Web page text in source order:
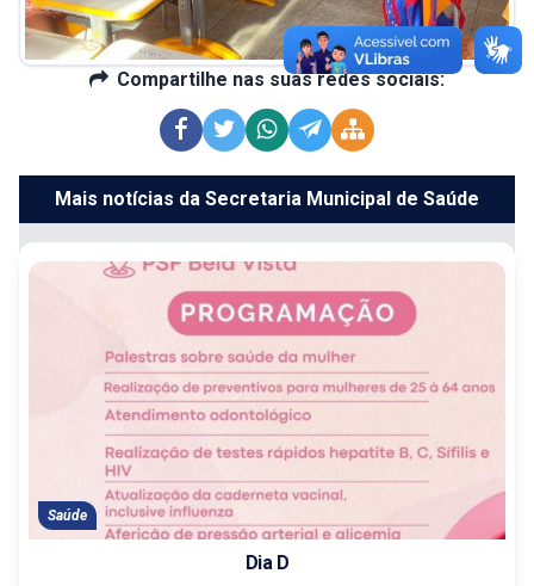
Compartilhe nas suas redes sociais:
Mais notícias da Secretaria Municipal de Saúde
Saúde
Dia D